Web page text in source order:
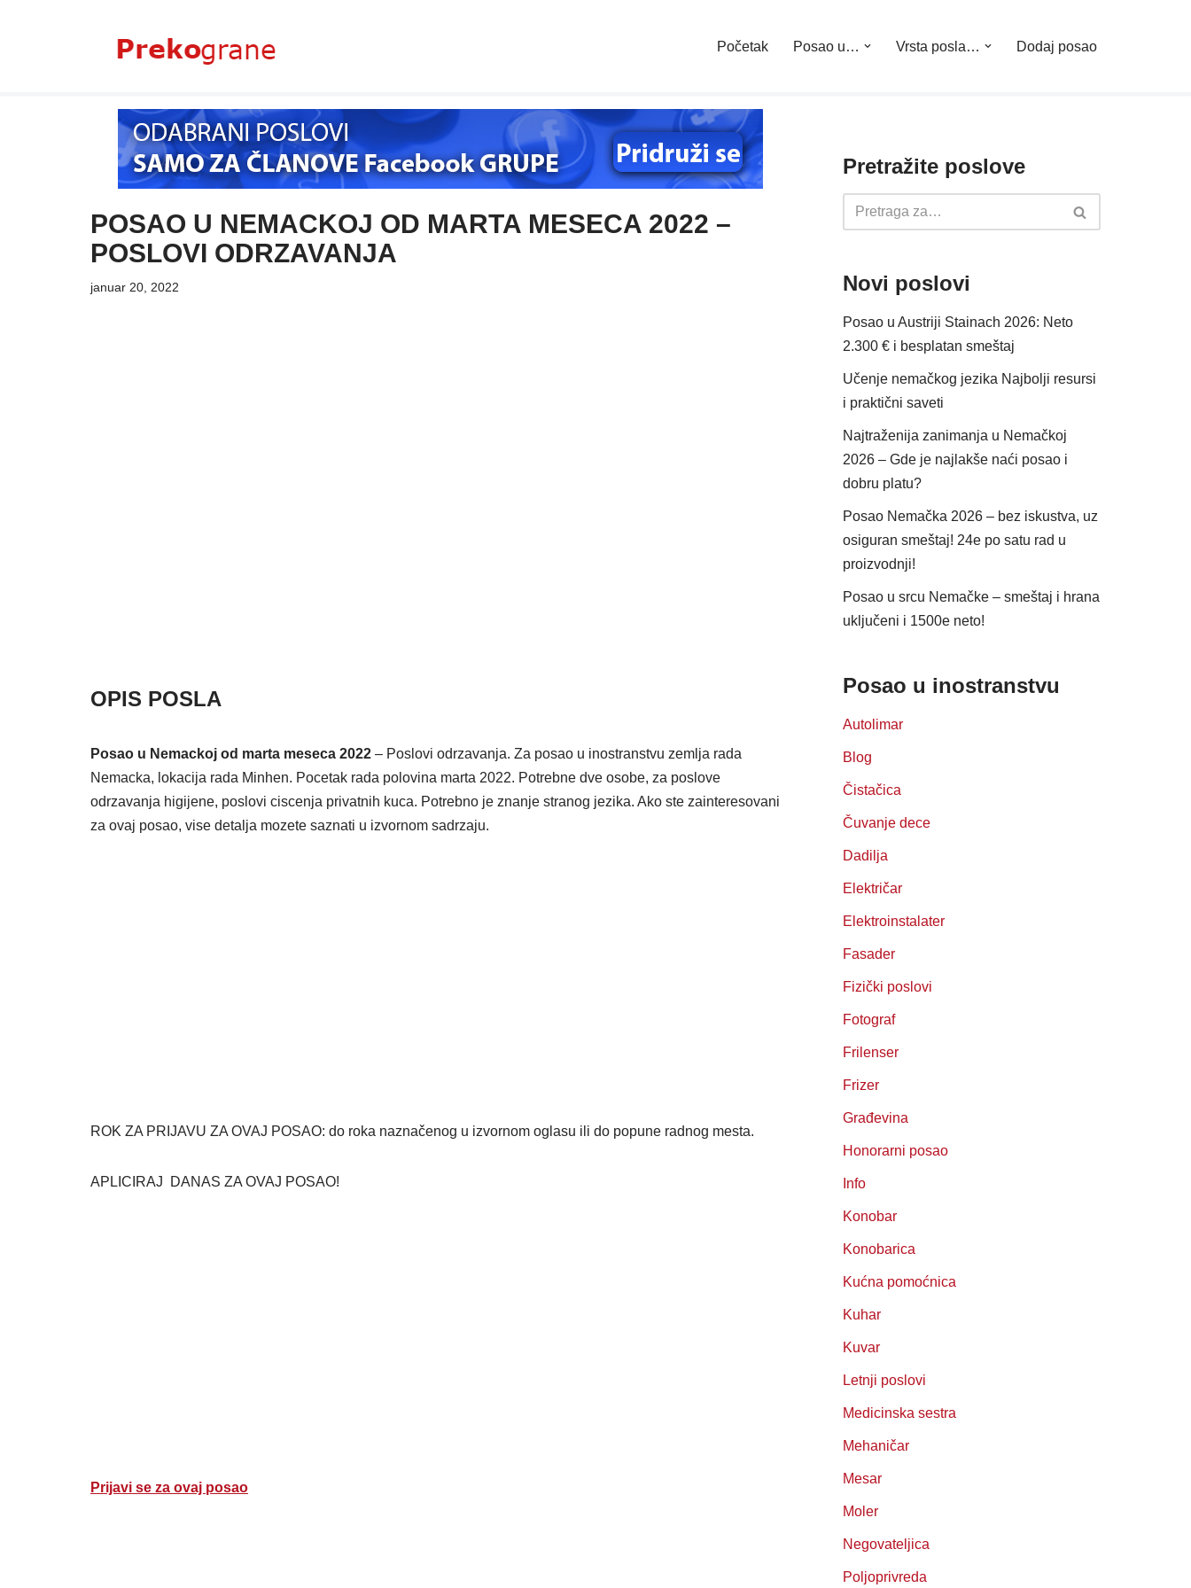
Početak Posao u… Vrsta posla… Dodaj posao
POSAO U NEMACKOJ OD MARTA MESECA 2022 –
POSLOVI ODRZAVANJA
januar 20, 2022
OPIS POSLA
Posao u Nemackoj od marta meseca 2022 – Poslovi odrzavanja. Za posao u inostranstvu zemlja rada
Nemacka, lokacija rada Minhen. Pocetak rada polovina marta 2022. Potrebne dve osobe, za poslove
odrzavanja higijene, poslovi ciscenja privatnih kuca. Potrebno je znanje stranog jezika. Ako ste zainteresovani
za ovaj posao, vise detalja mozete saznati u izvornom sadrzaju.
ROK ZA PRIJAVU ZA OVAJ POSAO: do roka naznačenog u izvornom oglasu ili do popune radnog mesta.
APLICIRAJ DANAS ZA OVAJ POSAO!
Prijavi se za ovaj posao
Pretražite poslove
Novi poslovi
Posao u Austriji Stainach 2026: Neto
2.300 € i besplatan smeštaj
Učenje nemačkog jezika Najbolji resursi
i praktični saveti
Najtraženija zanimanja u Nemačkoj
2026 – Gde je najlakše naći posao i
dobru platu?
Posao Nemačka 2026 – bez iskustva, uz
osiguran smeštaj! 24e po satu rad u
proizvodnji!
Posao u srcu Nemačke – smeštaj i hrana
uključeni i 1500e neto!
Posao u inostranstvu
Autolimar
Blog
Čistačica
Čuvanje dece
Dadilja
Električar
Elektroinstalater
Fasader
Fizički poslovi
Fotograf
Frilenser
Frizer
Građevina
Honorarni posao
Info
Konobar
Konobarica
Kućna pomoćnica
Kuhar
Kuvar
Letnji poslovi
Medicinska sestra
Mehaničar
Mesar
Moler
Negovateljica
Poljoprivreda